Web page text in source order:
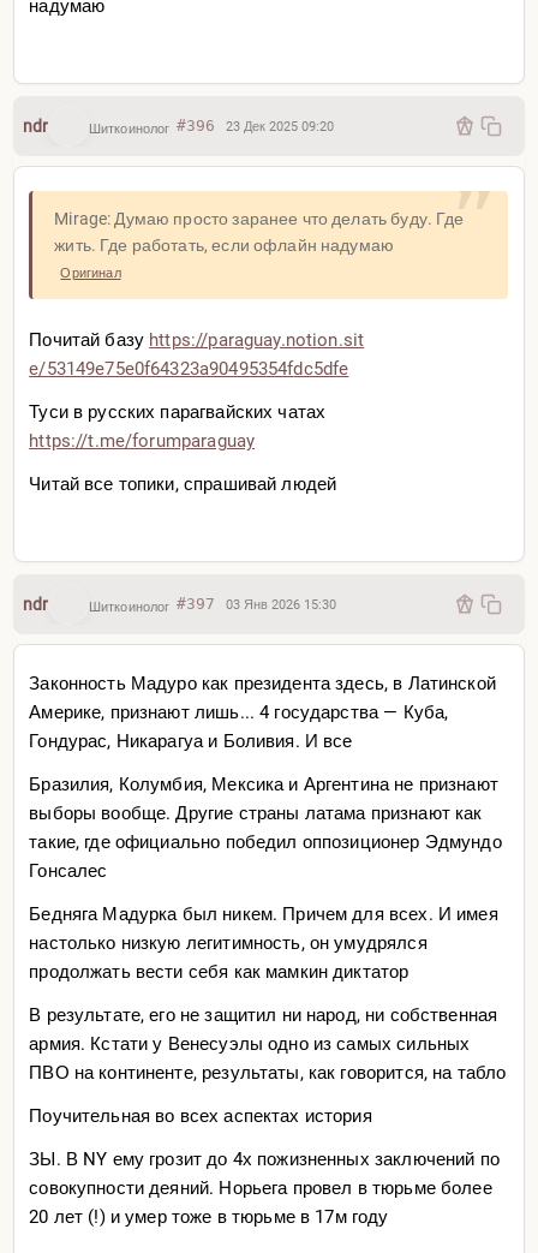
надумаю
ndr Шиткоинолог #396 23 Дек 2025 09:20
Mirage: Думаю просто заранее что делать буду. Где
жить. Где работать, если офлайн надумаю
Оригинал
Почитай базу https://paraguay.notion.sit
e/53149e75e0f64323a90495354fdc5dfe
Туси в русских парагвайских чатах
https://t.me/forumparaguay
Читай все топики, спрашивай людей
ndr Шиткоинолог #397 03 Янв 2026 15:30
Законность Мадуро как президента здесь, в Латинской
Америке, признают лишь... 4 государства — Куба,
Гондурас, Никарагуа и Боливия. И все
Бразилия, Колумбия, Мексика и Аргентина не признают
выборы вообще. Другие страны латама признают как
такие, где официально победил оппозиционер Эдмундо
Гонсалес
Бедняга Мадурка был никем. Причем для всех. И имея
настолько низкую легитимность, он умудрялся
продолжать вести себя как мамкин диктатор
В результате, его не защитил ни народ, ни собственная
армия. Кстати у Венесуэлы одно из самых сильных
ПВО на континенте, результаты, как говорится, на табло
Поучительная во всех аспектах история
ЗЫ. В NY ему грозит до 4х пожизненных заключений по
совокупности деяний. Норьега провел в тюрьме более
20 лет (!) и умер тоже в тюрьме в 17м году